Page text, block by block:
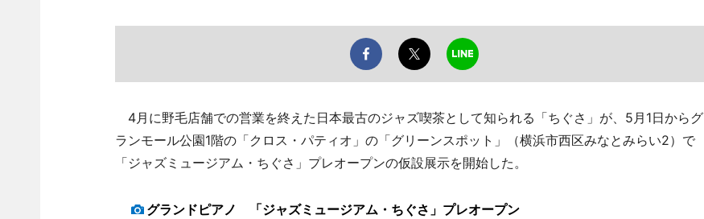
4月に野毛店舗での営業を終えた日本最古のジャズ喫茶として知られる「ちぐさ」が、5月1日からグ
ランモール公園1階の「クロス・パティオ」の「グリーンスポット」（横浜市西区みなとみらい2）で
「ジャズミュージアム・ちぐさ」プレオープンの仮設展示を開始した。
グランドピアノ 「ジャズミュージアム・ちぐさ」プレオープン